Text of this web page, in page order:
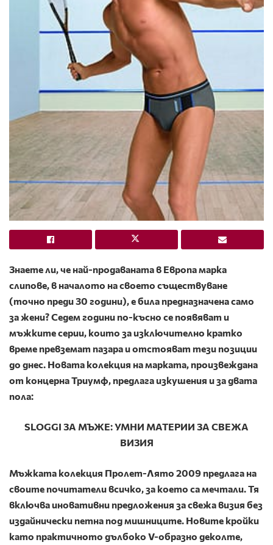
Знаете ли, че най-продаванатав Европа марка
слипове,в началото на своето съществуване
(точно преди 30 години),е била предназначена само
за жени? Седем години по-късно се появяват и
мъжките серии, които за изключително кратко
време превземат пазара и отстояват тези позиции
до днес. Новата колекция на марката, произвеждана
от концерна Триумф, предлага изкушения и за двата
пола:
SLOGGI ЗА МЪЖЕ: УМНИ МАТЕРИИ ЗА СВЕЖА
ВИЗИЯ
Мъжката колекция Пролет-Лято 2009 предлага на
своите почитатели всичко, за което са мечтали. Тя
включва иновативни предложения за свежа визия без
издайнически петна под мишниците. Новите кройки
като практичното дълбоко V-образно деколте,